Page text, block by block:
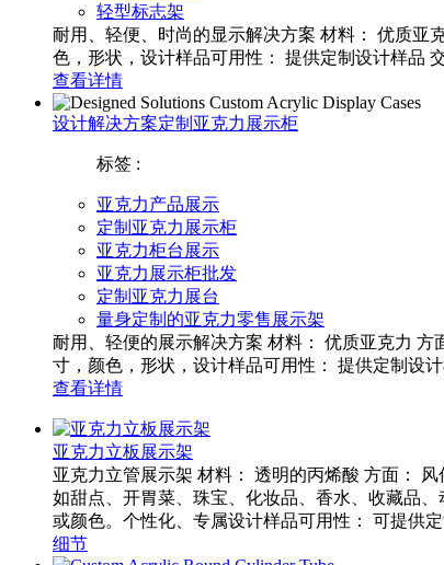
轻型标志架
耐用、轻便、时尚的显示解决方案 材料： 优质亚
色，形状，设计样品可用性： 提供定制设计样品
查看详情
设计解决方案定制亚克力展示柜
标签 :
亚克力产品展示
定制亚克力展示柜
亚克力柜台展示
亚克力展示柜批发
定制亚克力展台
量身定制的亚克力零售展示架
耐用、轻便的展示解决方案 材料： 优质亚克力
寸，颜色，形状，设计样品可用性： 提供定制设
查看详情
亚克力立板展示架
亚克力立管展示架 材料： 透明的丙烯酸 方面：
如甜点、开胃菜、珠宝、化妆品、香水、收藏品
或颜色。个性化、专属设计样品可用性： 可提供
细节